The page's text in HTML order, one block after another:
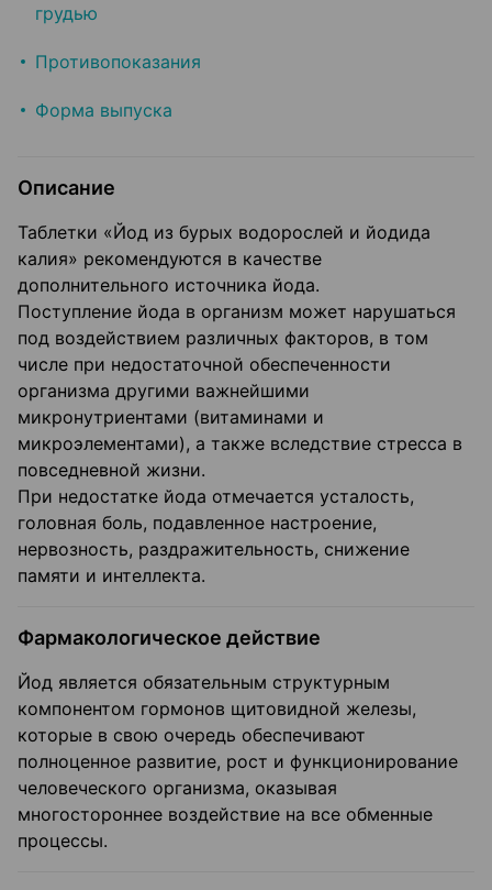
грудью
Противопоказания
Форма выпуска
Описание
Таблетки «Йод из бурых водорослей и йодида
калия» рекомендуются в качестве
дополнительного источника йода.
Поступление йода в организм может нарушаться
под воздействием различных факторов, в том
числе при недостаточной обеспеченности
организма другими важнейшими
микронутриентами (витаминами и
микроэлементами), а также вследствие стресса в
повседневной жизни.
При недостатке йода отмечается усталость,
головная боль, подавленное настроение,
нервозность, раздражительность, снижение
памяти и интеллекта.
Фармакологическое действие
Йод является обязательным структурным
компонентом гормонов щитовидной железы,
которые в свою очередь обеспечивают
полноценное развитие, рост и функционирование
человеческого организма, оказывая
многостороннее воздействие на все обменные
процессы.